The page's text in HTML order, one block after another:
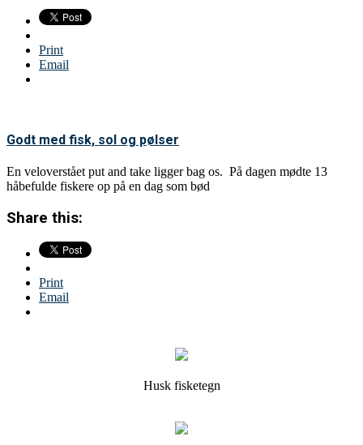
Print
Email
Godt med fisk, sol og pølser
En veloverstået put and take ligger bag os. På dagen mødte 13
håbefulde fiskere op på en dag som bød
Share this:
Print
Email
Husk fisketegn